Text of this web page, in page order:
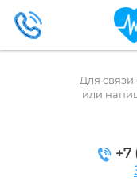
Для связи
или
+7